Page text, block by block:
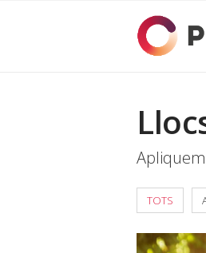
TOTS